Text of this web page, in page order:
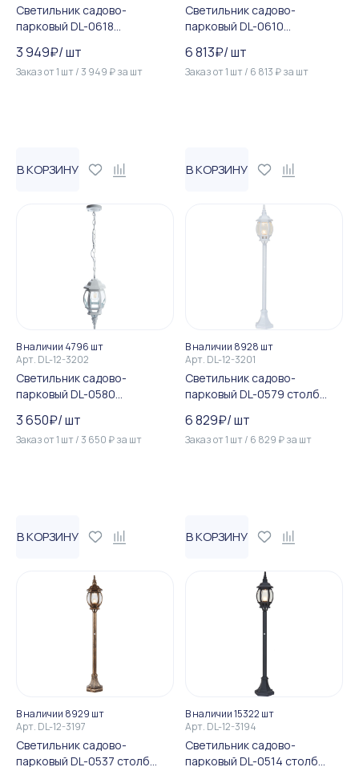
Светильник садово-
парковый DL-0618
3 949₽/шт
Заказ от1 шт/3 949 ₽за шт
В КОРЗИНУ
Светильник садово-
парковый DL-0610
6 813₽/шт
Заказ от1 шт/ 6 813 ₽за шт
В КОРЗИНУ
В наличии 4796 шт
Арт. DL-12-3202
Светильник садово-
парковый DL-0580
3 650₽/шт
Заказ от1 шт/3 650 ₽за шт
В КОРЗИНУ
В наличии 8928 шт
Арт. DL-12-3201
Светильник садово-
парковый DL-0579 столб
6 829₽/шт
Заказ от1 шт/ 6 829 ₽за шт
В КОРЗИНУ
В наличии 8929 шт
Арт. DL-12-3197
Светильник садово-
парковый DL-0537 столб
В наличии 15322 шт
Арт. DL-12-3194
Светильник садово-
парковый DL-0514 столб